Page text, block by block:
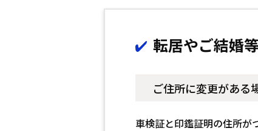
転居やご結婚
ご住所に変更がある
車検証と印鑑証明の住所が